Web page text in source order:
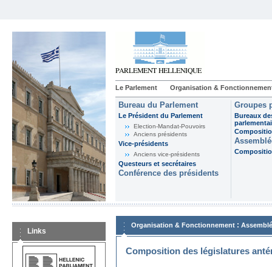
Le Parlement Organisation &
Bureau du Parlement
Le Président du Parlement
Election-Mandat-Pouvoirs
Anciens présidents
Vice-présidents
Anciens vice-présidents
Questeurs et secrétaires
Conférence des présidents
Groupes
Bureaux
Links
Organisation & Fonctionnement :
Composition des législatures